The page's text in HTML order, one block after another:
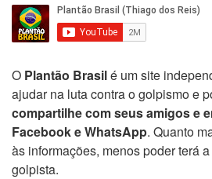
O Plantão Brasilé um site
ajudar na luta contra o golpismo e
compartilhe com seus amigos e
Facebook e WhatsApp. Quanto
às informações, menos poder terá
golpista.